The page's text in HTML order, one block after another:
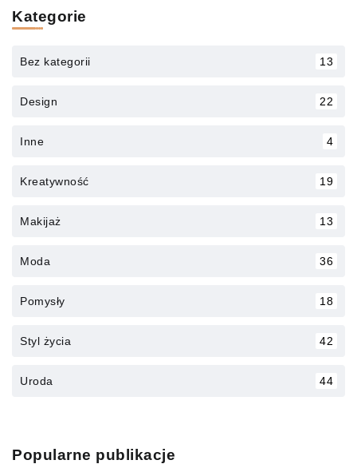
Kategorie
Bez kategorii 13
Design 22
Inne 4
Kreatywność 19
Makijaż 13
Moda 36
Pomysły 18
Styl życia 42
Uroda 44
Popularne publikacje